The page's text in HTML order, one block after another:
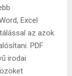
Excel
az azok
PDF
irodai